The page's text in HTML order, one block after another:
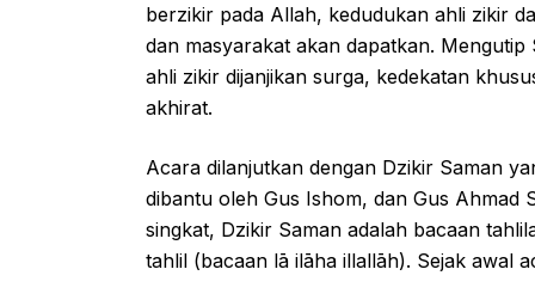
berzikir pada Allah, kedudukan ahli zikir
dan masyarakat akan dapatkan.
ahli zikir dijanjikan surga, kedekatan
akhirat.
Acara dilanjutkan dengan Dzikir Saman
dibantu oleh Gus Ishom, dan Gus Ahmad
singkat, Dzikir Saman adalah bacaan
tahlil (bacaan lā ilāha illallāh). Sejak awal